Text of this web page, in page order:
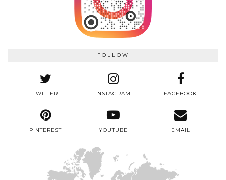
FOLLOW
TWITTER INSTAGRAM FACEBOOK
PINTEREST YOUTUBE EMAIL